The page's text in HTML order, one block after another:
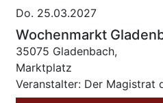
Do. 25.03.2027
Wochenmarkt
35075 Gladenbach,
Marktplatz
Veranstalter: Der Magistrat